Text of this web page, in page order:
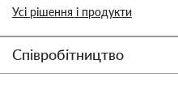
Усі рішення і продукти
Співробітництво